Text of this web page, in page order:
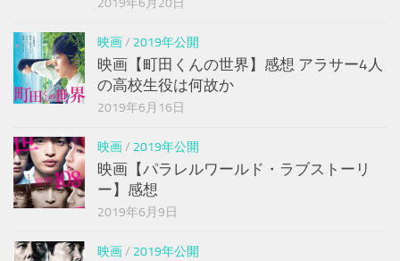
2019年6月20日
映画/ 2019年公開
映画【町田くんの世界】感想 アラサー4人
の高校生役は何故か
2019年6月16日
映画/ 2019年公開
映画【パラレルワールド・ラブストーリ
ー】感想
2019年6月9日
映画/ 2019年公開